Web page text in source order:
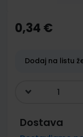
the
beginning
gallery
0,34 €
Dodaj na listu
Dostava